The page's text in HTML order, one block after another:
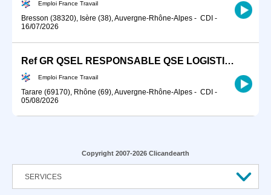
Emploi France Travail
Bresson (38320), Isère (38), Auvergne-Rhône-Alpes - CDI -
16/07/2026
Ref GR QSEL RESPONSABLE QSE LOGISTIQUE ENTREPOTS (H/F)
Emploi France Travail
Tarare (69170), Rhône (69), Auvergne-Rhône-Alpes - CDI -
05/08/2026
Copyright 2007-2026 Clicandearth
SERVICES